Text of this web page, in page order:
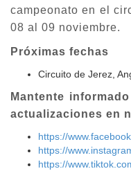
campeonato en el
08 al 09 noviembre.
Próximas fechas
Circuito de Jerez,
Mantente
actualizaciones en
https://
https://
https://